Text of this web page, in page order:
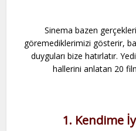
Sinema bazen
göremediklerimizi gösterir,
duyguları bize hatırlatır.
hallerini anlatan 20
1. Kendime